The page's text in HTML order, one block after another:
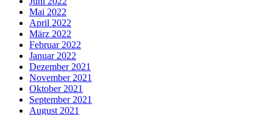
Mai 2022
April 2022
März 2022
Februar 2022
Januar 2022
Dezember 2021
November 2021
Oktober 2021
September 2021
August 2021